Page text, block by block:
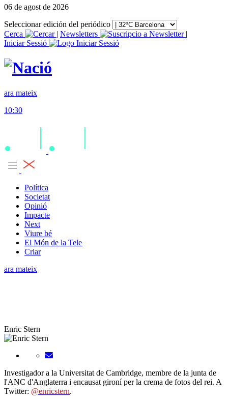
06 de agost de 2026
Seleccionar edición del periódico
Cerca
| Newsletters
|
Iniciar Sessió
ara mateix
10:30
Política
Societat
Opinió
Impacte
Next
Viure bé
El Món de la Tele
Criar
ara mateix
Enric Stern
Investigador a la Universitat de Cambridge, membre de la junta de
l'ANC d'Anglaterra i encausat gironí per la crema de fotos del rei. A
Twitter: @enricstern.